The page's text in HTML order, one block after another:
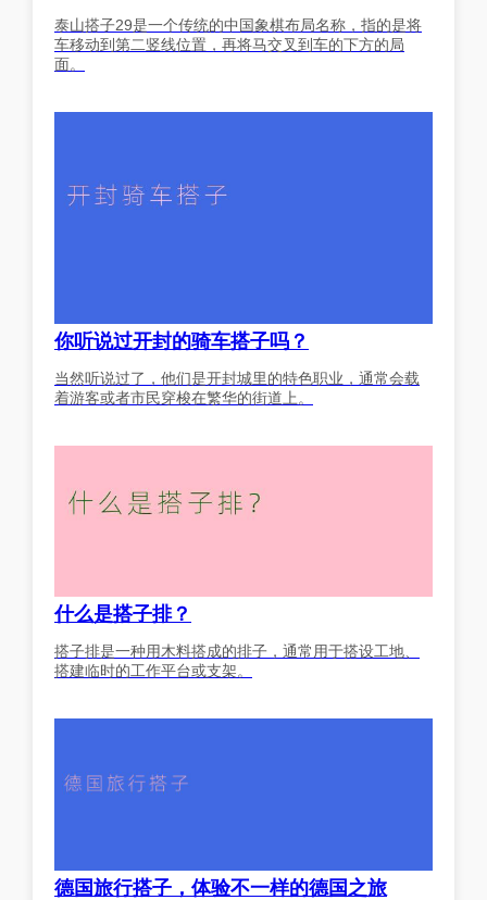
泰山搭子29是一个传统的中国象棋布局名称，指的是将
车移动到第二竖线位置，再将马交叉到车的下方的局
面。
你听说过开封的骑车搭子吗？
当然听说过了，他们是开封城里的特色职业，通常会载
着游客或者市民穿梭在繁华的街道上。
什么是搭子排？
搭子排是一种用木料搭成的排子，通常用于搭设工地、
搭建临时的工作平台或支架。
德国旅行搭子，体验不一样的德国之旅